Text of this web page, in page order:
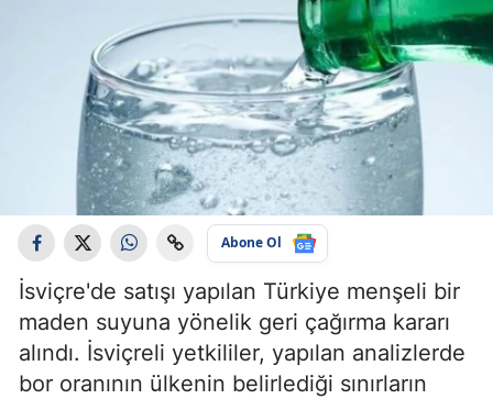
Abone Ol
İsviçre'de satışı yapılan Türkiye menşeli bir
maden suyuna yönelik geri çağırma kararı
alındı. İsviçreli yetkililer, yapılan analizlerde
bor oranının ülkenin belirlediği sınırların